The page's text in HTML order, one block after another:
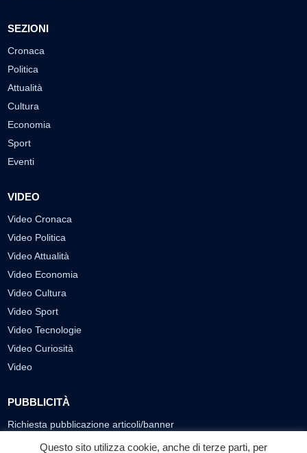
SEZIONI
Cronaca
Politica
Attualità
Cultura
Economia
Sport
Eventi
VIDEO
Video Cronaca
Video Politica
Video Attualità
Video Economia
Video Cultura
Video Sport
Video Tecnologie
Video Curiosità
Video
PUBBLICITÀ
Richiesta pubblicazione articoli/banner
Questo sito utilizza cookie, anche di terze parti, per